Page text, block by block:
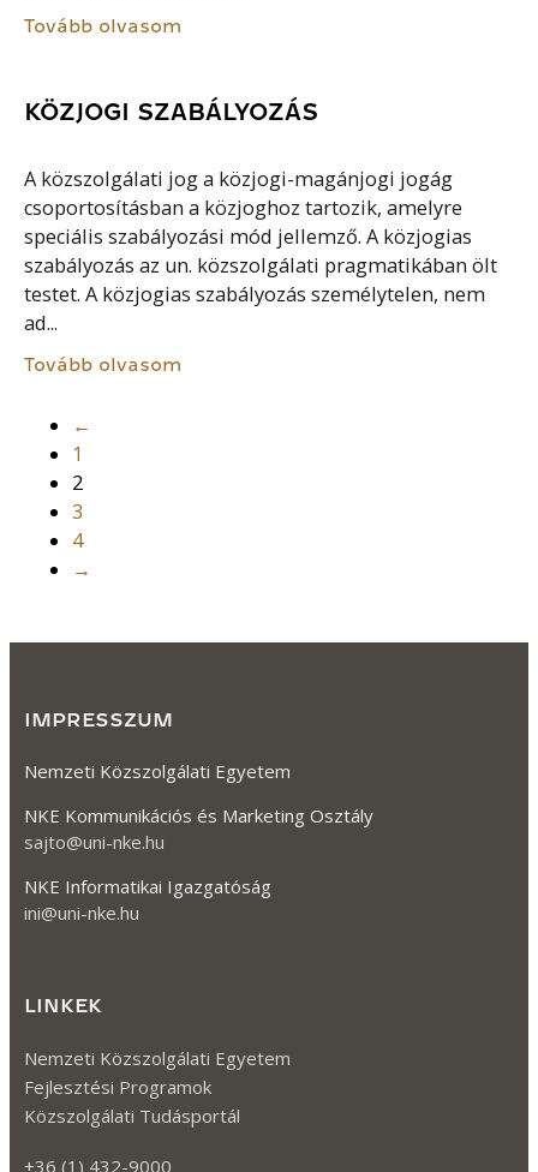
Tovább olvasom
KÖZJOGI SZABÁLYOZÁS
A közszolgálati jog a közjogi-magánjogi jogág
csoportosításban a közjoghoz tartozik, amelyre
speciális szabályozási mód jellemző. A közjogias
szabályozás az un. közszolgálati pragmatikában ölt
testet. A közjogias szabályozás személytelen, nem
ad...
Tovább olvasom
←
1
2
3
4
→
IMPRESSZUM
Nemzeti Közszolgálati Egyetem
NKE Kommunikációs és Marketing Osztály
sajto@uni-nke.hu
NKE Informatikai Igazgatóság
ini@uni-nke.hu
LINKEK
Nemzeti Közszolgálati Egyetem
Fejlesztési Programok
Közszolgálati Tudásportál
+36 (1) 432-9000